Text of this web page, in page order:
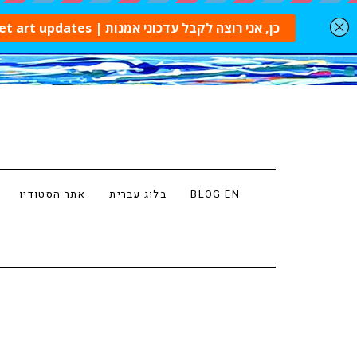
אתר הסטודיו בלוג עברית BLOG EN